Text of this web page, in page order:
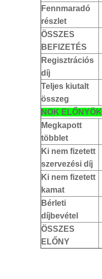
Fennmaradó
részlet
ÖSSZES
BEFIZETÉS
Regisztrációs
díj
Teljes kiutalt
összeg
NOK ELŐNYÖK
Megkapott
többlet
Ki nem fizetett
szervezési díj
Ki nem fizetett
kamat
Bérleti
díjbevétel
ÖSSZES
ELŐNY